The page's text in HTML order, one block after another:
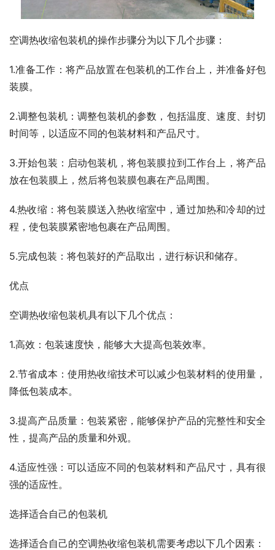
空调热收缩包装机的操作步骤分为以下几个步骤：
1.准备工作：将产品放置在包装机的工作台上，并准备好包
装膜。
2.调整包装机：调整包装机的参数，包括温度、速度、封切
时间等，以适应不同的包装材料和产品尺寸。
3.开始包装：启动包装机，将包装膜拉到工作台上，将产品
放在包装膜上，然后将包装膜包裹在产品周围。
4.热收缩：将包装膜送入热收缩室中，通过加热和冷却的过
程，使包装膜紧密地包裹在产品周围。
5.完成包装：将包装好的产品取出，进行标识和储存。
优点
空调热收缩包装机具有以下几个优点：
1.高效：包装速度快，能够大大提高包装效率。
2.节省成本：使用热收缩技术可以减少包装材料的使用量，
降低包装成本。
3.提高产品质量：包装紧密，能够保护产品的完整性和安全
性，提高产品的质量和外观。
4.适应性强：可以适应不同的包装材料和产品尺寸，具有很
强的适应性。
选择适合自己的包装机
选择适合自己的空调热收缩包装机需要考虑以下几个因素：